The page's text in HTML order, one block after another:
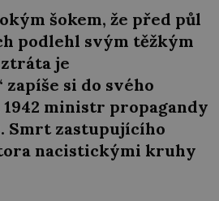
šokem, že před půl
podlehl svým těžkým
je
si do svého
ministr propagandy
Smrt zastupujícího
nacistickými kruhy